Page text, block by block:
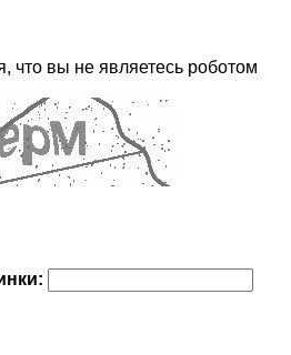
что вы не являетесь роботом